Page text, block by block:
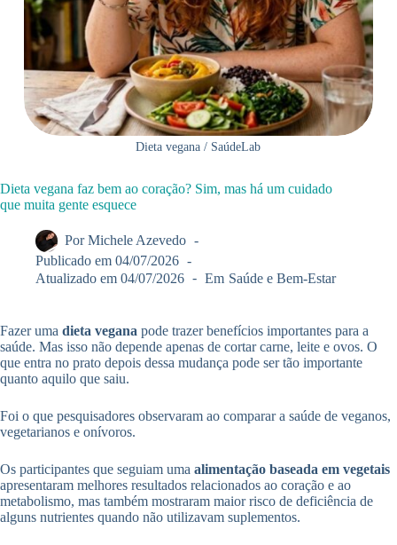
Dieta vegana / SaúdeLab
Dieta vegana faz bem ao coração? Sim, mas há um cuidado
que muita gente esquece
Por Michele Azevedo
Publicado em 04/07/2026
Atualizado em 04/07/2026 Em Saúde e Bem-Estar
Fazer uma dieta vegana pode trazer benefícios importantes para a
saúde. Mas isso não depende apenas de cortar carne, leite e ovos. O
que entra no prato depois dessa mudança pode ser tão importante
quanto aquilo que saiu.
Foi o que pesquisadores observaram ao comparar a saúde de veganos,
vegetarianos e onívoros.
Os participantes que seguiam uma alimentação baseada em vegetais
apresentaram melhores resultados relacionados ao coração e ao
metabolismo, mas também mostraram maior risco de deficiência de
alguns nutrientes quando não utilizavam suplementos.